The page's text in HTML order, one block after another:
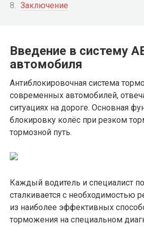
Заключение
Введение в систему
автомобиля
Антиблокировочная система
современных автомобилей,
ситуациях на дороге. Основная
блокировку колёс при резком
тормозной путь.
Каждый водитель и специалист
сталкивается с необходимостью
из наиболее эффективных
торможения на специальном